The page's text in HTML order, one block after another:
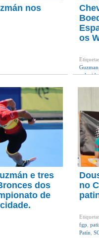
nos
os
Guzman
e tres
dos
de
no
fgp
Patín